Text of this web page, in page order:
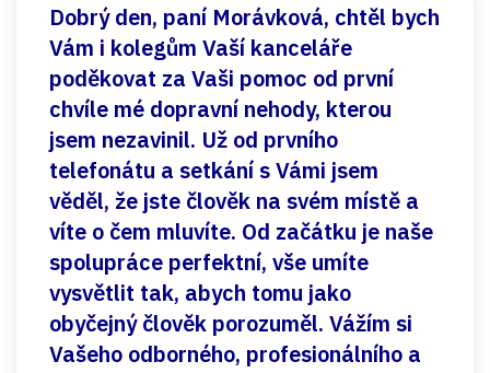
Dobrý den, paní Morávková, chtěl bych
Vám i kolegům Vaší kanceláře
poděkovat za Vaši pomoc od první
chvíle mé dopravní nehody, kterou
jsem nezavinil. Už od prvního
telefonátu a setkání s Vámi jsem
věděl, že jste člověk na svém místě a
víte o čem mluvíte. Od začátku je naše
spolupráce perfektní, vše umíte
vysvětlit tak, abych tomu jako
obyčejný člověk porozuměl. Vážím si
Vašeho odborného, profesionálního a